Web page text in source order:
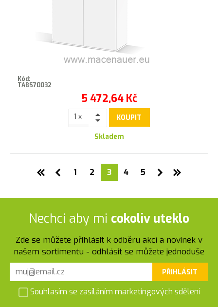
Kód:
TAB570032
5 472,64 Kč
KOUPIT
Skladem
1 2 3 4 5
Nechci aby mi cokoliv uteklo
Zde se můžete přihlásit k odběru akcí a novinek v
našem sortimentu - odhlásit se můžete jednoduše
PŘIHLÁSIT
Souhlasím se zasíláním marketingových sdělení